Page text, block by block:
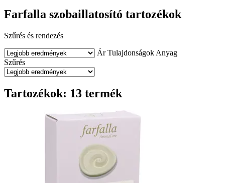
Farfalla szobaillatosító tartozékok
Szűrés és rendezés
Ár Tulajdonságok Anyag
Szűrés
Tartozékok: 13 termék